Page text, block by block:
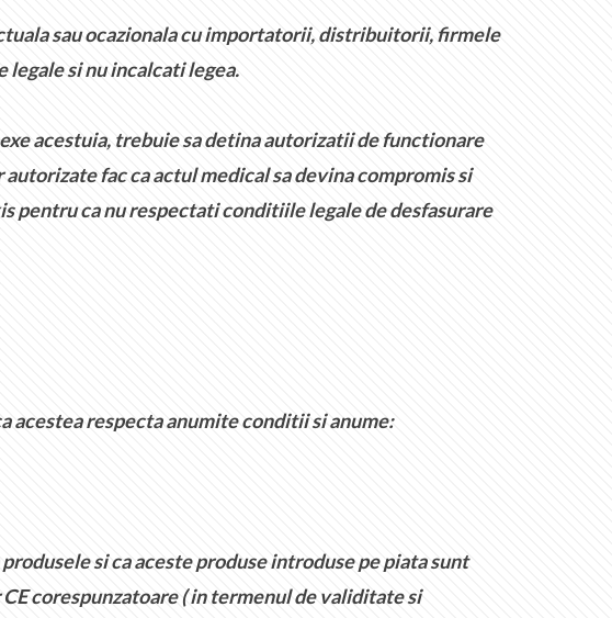
sau ocazionala cu importatorii, distribuitorii, firmele
si nu incalcati legea.
acestuia, trebuie sa detina autorizatii de functionare
fac ca actul medical sa devina compromis si
pentru ca nu respectati conditiile legale de desfasurare
respecta anumite conditii si anume:
si ca aceste produse introduse pe piata sunt
corespunzatoare ( in termenul de validitate si